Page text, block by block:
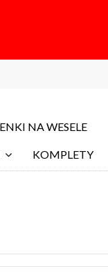
NA WESELE
KOMPLETY